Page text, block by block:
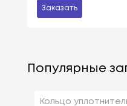
Заказать
Популярные
Кольцо